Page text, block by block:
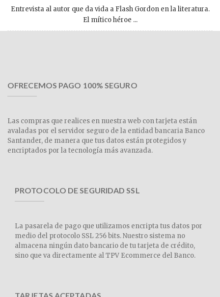
Entrevista al autor que da vida a Flash Gordon en la literatura.
El mítico héroe ...
OFRECEMOS PAGO 100% SEGURO
Las compras que realices en nuestra web con tarjeta están
avaladas por el servidor seguro de la entidad bancaria Banco
Santander, de manera que tus datos están protegidos y
encriptados por la tecnología más avanzada.
PROTOCOLO DE SEGURIDAD SSL
La pasarela de pago que utilizamos encripta tus datos por
medio del protocolo SSL 256 bits. Nuestro sistema no
almacena ningún dato bancario de tu tarjeta de crédito,
sino que va directamente al TPV Ecommerce del Banco.